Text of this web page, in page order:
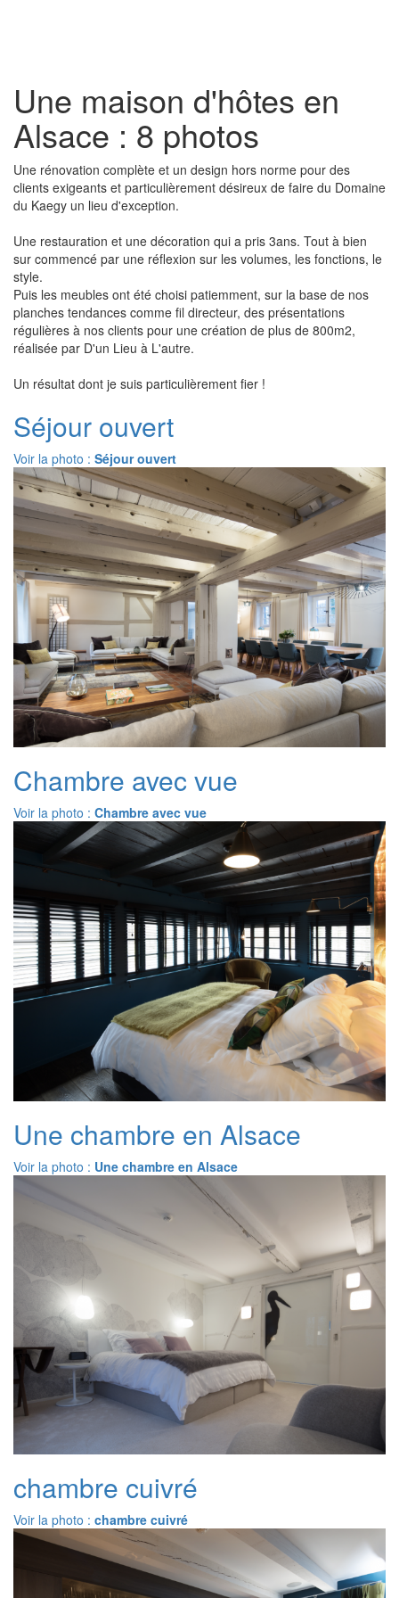
Une maison d'hôtes en
Alsace : 8 photos
Une rénovation complète et un design hors norme pour des
clients exigeants et particulièrement désireux de faire du Domaine
du Kaegy un lieu d'exception.
Une restauration et une décoration qui a pris 3ans. Tout à bien
sur commencé par une réflexion sur les volumes, les fonctions, le
style.
Puis les meubles ont été choisi patiemment, sur la base de nos
planches tendances comme fil directeur, des présentations
régulières à nos clients pour une création de plus de 800m2,
réalisée par D'un Lieu à L'autre.
Un résultat dont je suis particulièrement fier !
Séjour ouvert
Voir la photo : Séjour ouvert
Chambre avec vue
Voir la photo : Chambre avec vue
Une chambre en Alsace
Voir la photo : Une chambre en Alsace
chambre cuivré
Voir la photo : chambre cuivré